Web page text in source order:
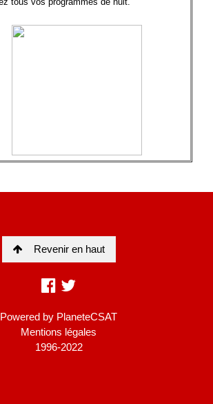
Revenir en haut
Powered by PlaneteCSAT
Mentions légales
1996-2022